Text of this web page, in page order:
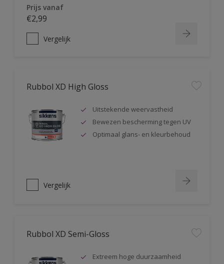
Prijs vanaf
€2,99
Vergelijk
Rubbol XD High Gloss
Uitstekende weervastheid
Bewezen bescherming tegen UV
Optimaal glans- en kleurbehoud
Vergelijk
Rubbol XD Semi-Gloss
Extreem hoge duurzaamheid